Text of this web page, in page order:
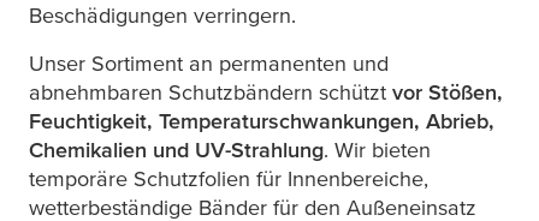
Beschädigungen verringern.
Unser Sortiment an permanenten und
abnehmbaren Schutzbändern schützt vor Stößen,
Feuchtigkeit, Temperaturschwankungen, Abrieb,
Chemikalien und UV-Strahlung. Wir bieten
temporäre Schutzfolien für Innenbereiche,
wetterbeständige Bänder für den Außeneinsatz